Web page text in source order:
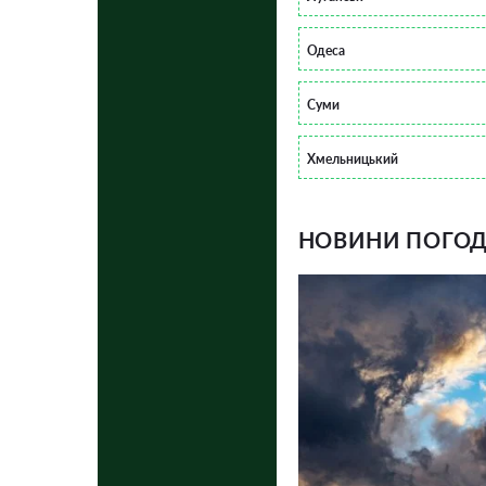
Одеса
Суми
Хмельницький
НОВИНИ